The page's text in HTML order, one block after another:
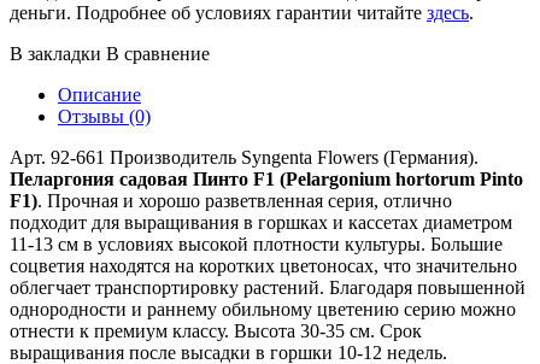
деньги. Подробнее об условиях гарантии читайте здесь.
В закладки В сравнение
Описание
Отзывы (0)
Арт. 92-661 Производитель Syngenta Flowers (Германия).
Пеларгония садовая Пинто F1 (Pelargonium hortorum Pinto
F1). Прочная и хорошо разветвленная серия, отлично
подходит для выращивания в горшках и кассетах диаметром
11-13 см в условиях высокой плотности культуры. Большие
соцветия находятся на коротких цветоносах, что значительно
облегчает транспортировку растений. Благодаря повышенной
однородности и раннему обильному цветению серию можно
отнести к премиум классу. Высота 30-35 см. Срок
выращивания после высадки в горшки 10-12 недель.